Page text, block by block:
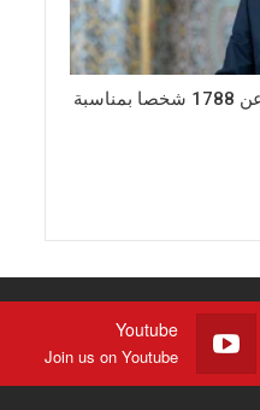
عفو ملكي عن 1788 شخصا بمناسبة
Youtube
Join us on Youtube